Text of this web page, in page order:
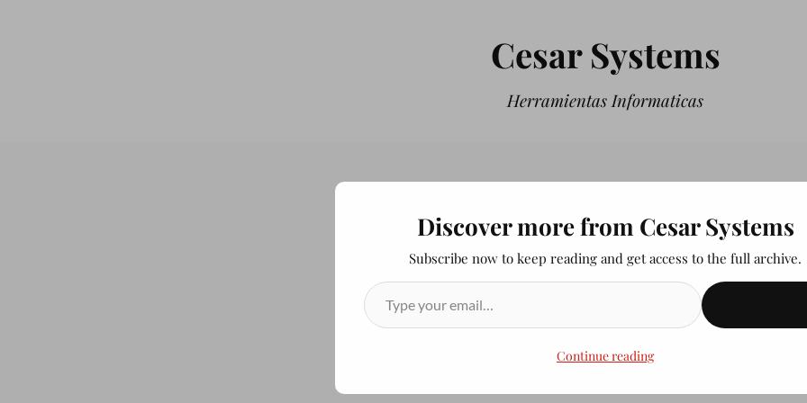
Cesar Systems
Herramientas Informaticas
Discover more from Cesar Systems
Subscribe now to keep reading and get access to the full archive.
Continue reading